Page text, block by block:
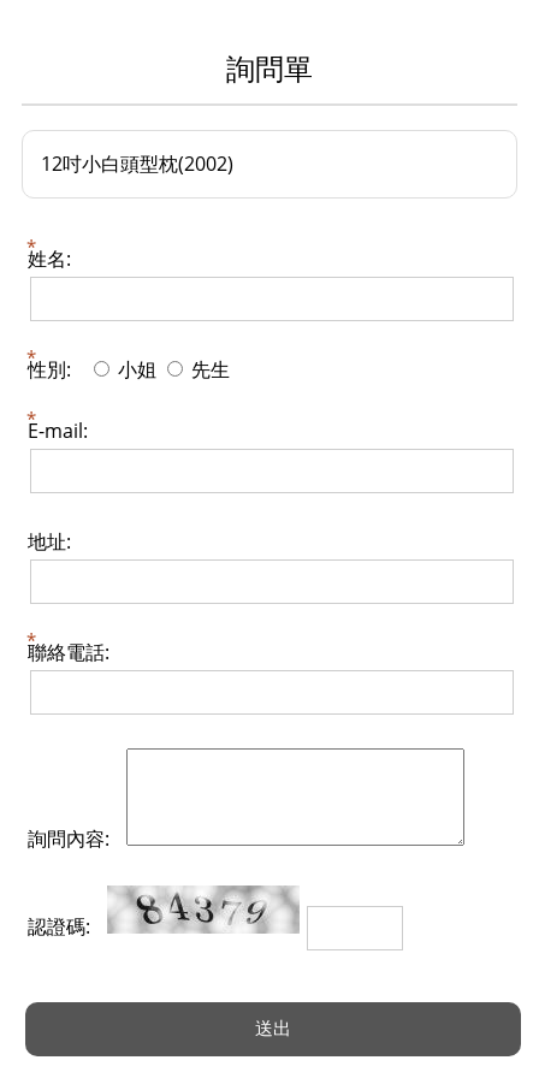
詢問單
12吋小白頭型枕(2002)
姓名:
性別: 小姐 先生
E-mail:
地址:
聯絡電話:
詢問內容:
認證碼: